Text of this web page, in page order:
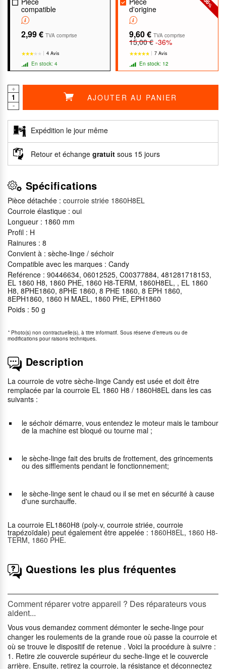
compatible
2,99 € TVA comprise
★★★★★
★★★★★
4 Avis
En stock: 4
%
d'origine
9,60 € TVA comprise
15,00 € -36%
★★★★★
★★★★★
7 Avis
En stock: 12
+
-
AJOUTER AU PANIER
Expédition le jour même
Retour et échange gratuit sous 15 jours
Spécifications
Pièce détachée : courroie striée 1860H8EL
Courroie élastique : oui
Longueur : 1860 mm
Profil : H
Rainures : 8
Convient à : sèche-linge / séchoir
Compatible avec les marques : Candy
Reférence : 90446634, 06012525, C00377884, 481281718153,
EL 1860 H8, 1860 PHE, 1860 H8-TERM, 1860H8EL, , EL 1860
H8, 8PHE1860, 8PHE 1860, 8 PHE 1860, 8 EPH 1860,
8EPH1860, 1860 H MAEL, 1860 PHE, EPH1860
Poids : 50 g
* Photo(s) non contractuelle(s), à titre informatif. Sous réserve d’erreurs ou de
modifications pour raisons techniques.
Description
La courroie de votre sèche-linge Candy est usée et doit être
remplacée par la courroie EL 1860 H8 / 1860H8EL dans les cas
suivants :
le séchoir démarre, vous entendez le moteur mais le tambour
de la machine est bloqué ou tourne mal ;
le sèche-linge fait des bruits de frottement, des grincements
ou des sifflements pendant le fonctionnement;
le sèche-linge sent le chaud ou il se met en sécurité à cause
d'une surchauffe.
La courroie EL1860H8 (poly-v, courroie striée, courroie
trapézoïdale) peut également être appelée : 1860H8EL, 1860 H8-
TERM, 1860 PHE.
Questions les plus fréquentes
Comment réparer votre appareil ? Des réparateurs vous
aident...
Vous vous demandez comment démonter le seche-linge pour
changer les roulements de la grande roue où passe la courroie et
où se trouve le dispositif de retenue . Voici la procédure à suivre :
1. Retire zle couvercle supérieur du seche-linge et le couvercle
arrière. Ensuite, retirez la courroie, la résistance et déconnectez